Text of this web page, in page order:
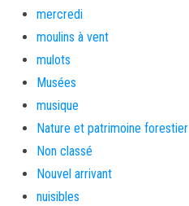
mercredi
moulins à vent
mulots
Musées
musique
Nature et patrimoine forestier
Non classé
Nouvel arrivant
nuisibles